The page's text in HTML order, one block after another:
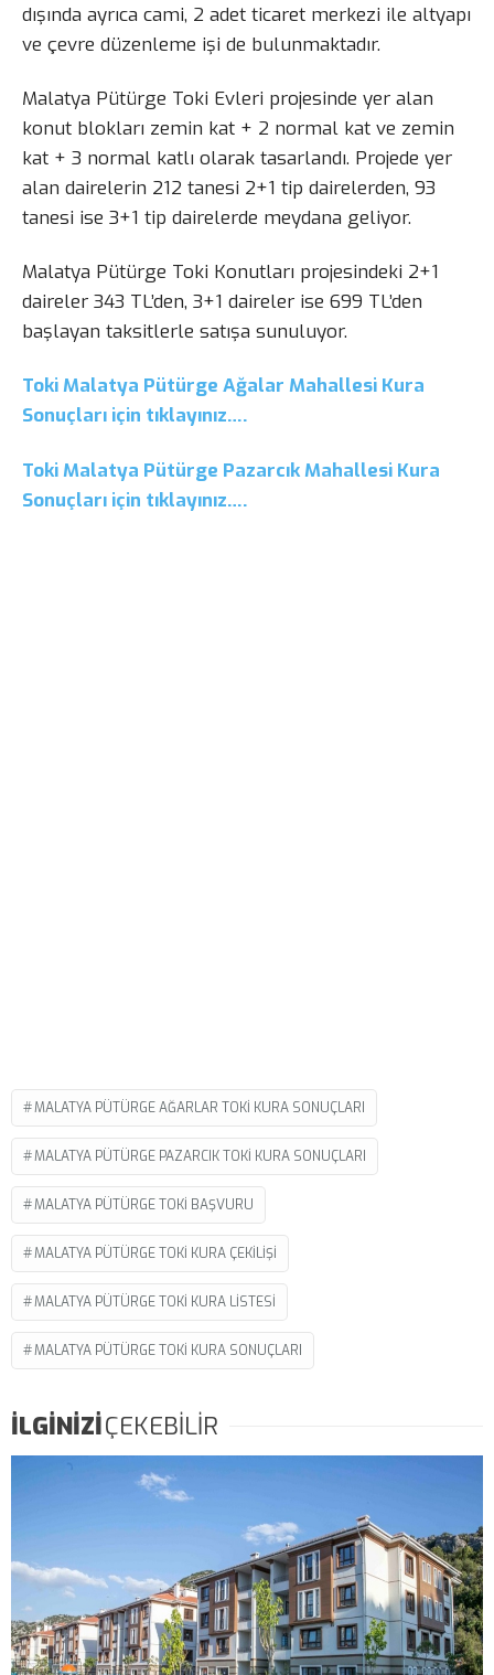
dışında ayrıca cami, 2 adet ticaret merkezi ile altyapı
ve çevre düzenleme işi de bulunmaktadır.
Malatya Pütürge Toki Evleri projesinde yer alan
konut blokları zemin kat + 2 normal kat ve zemin
kat + 3 normal katlı olarak tasarlandı. Projede yer
alan dairelerin 212 tanesi 2+1 tip dairelerden, 93
tanesi ise 3+1 tip dairelerde meydana geliyor.
Malatya Pütürge Toki Konutları projesindeki 2+1
daireler 343 TL’den, 3+1 daireler ise 699 TL’den
başlayan taksitlerle satışa sunuluyor.
Toki Malatya Pütürge Ağalar Mahallesi Kura
Sonuçları için tıklayınız….
Toki Malatya Pütürge Pazarcık Mahallesi Kura
Sonuçları için tıklayınız….
MALATYA PÜTÜRGE AĞARLAR TOKI KURA SONUÇLARI
MALATYA PÜTÜRGE PAZARCIK TOKI KURA SONUÇLARI
MALATYA PÜTÜRGE TOKI BAŞVURU
MALATYA PÜTÜRGE TOKI KURA ÇEKILIŞI
MALATYA PÜTÜRGE TOKI KURA LISTESI
MALATYA PÜTÜRGE TOKI KURA SONUÇLARI
İLGİNİZİÇEKEBİLİR